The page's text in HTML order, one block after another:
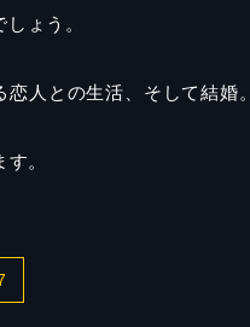
ょう。
人との生活、そして結婚。
。